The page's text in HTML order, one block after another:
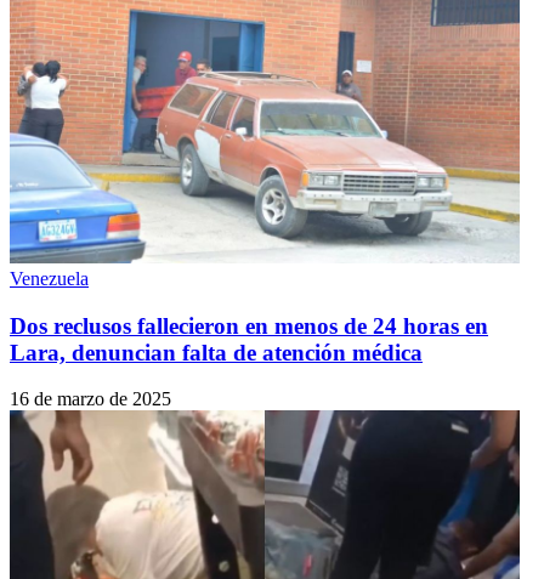
Venezuela
Dos reclusos fallecieron en menos de 24 horas en
Lara, denuncian falta de atención médica
16 de marzo de 2025